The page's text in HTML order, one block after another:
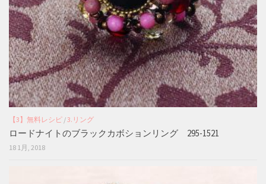
【3】無料レシピ /3.リング
ロードナイトのブラックカボションリング 295-1521
18 1月, 2018